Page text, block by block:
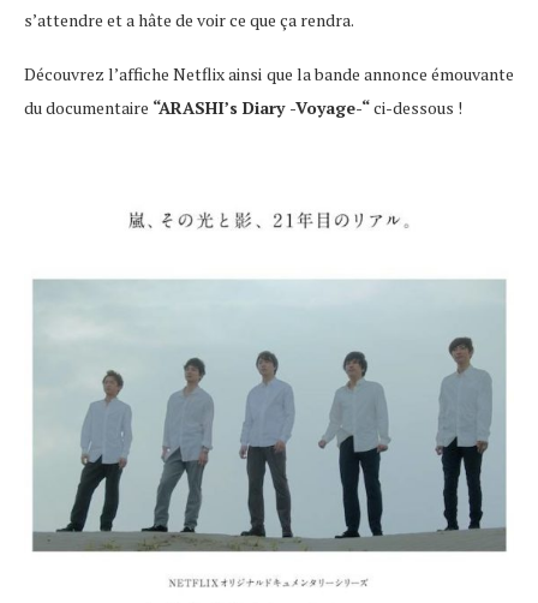
s’attendre et a hâte de voir ce que ça rendra.
Découvrez l’affiche Netflix ainsi que la bande annonce émouvante
du documentaire “ARASHI’s Diary -Voyage-“ci-dessous !